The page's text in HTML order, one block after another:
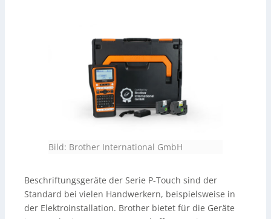
Bild: Brother International GmbH
Beschriftungsgeräte der Serie P-Touch sind der
Standard bei vielen Handwerkern, beispielsweise in
der Elektroinstallation. Brother bietet für die Geräte